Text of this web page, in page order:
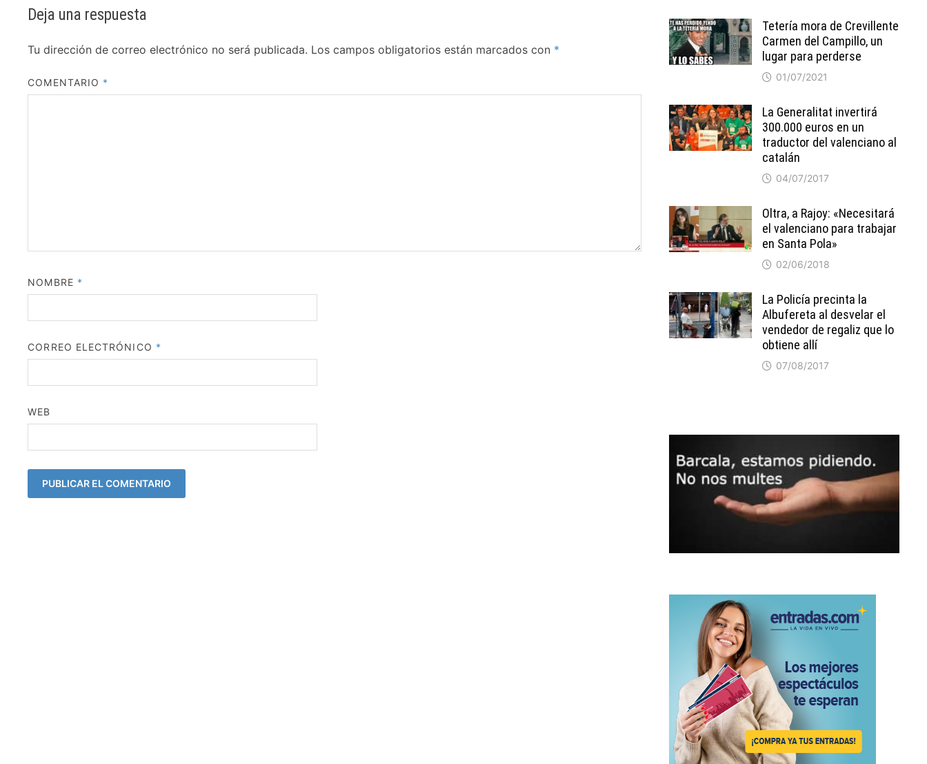
Deja una respuesta
Tu dirección de correo electrónico no será publicada. Los campos obligatorios están marcados con *
COMENTARIO *
NOMBRE *
CORREO ELECTRÓNICO *
WEB
Tetería mora de Crevillente
Carmen del Campillo, un
lugar para perderse
01/07/2021
La Generalitat invertirá
300.000 euros en un
traductor del valenciano al
catalán
04/07/2017
Oltra, a Rajoy: «Necesitará
el valenciano para trabajar
en Santa Pola»
02/06/2018
La Policía precinta la
Albufereta al desvelar el
vendedor de regaliz que lo
obtiene allí
07/08/2017